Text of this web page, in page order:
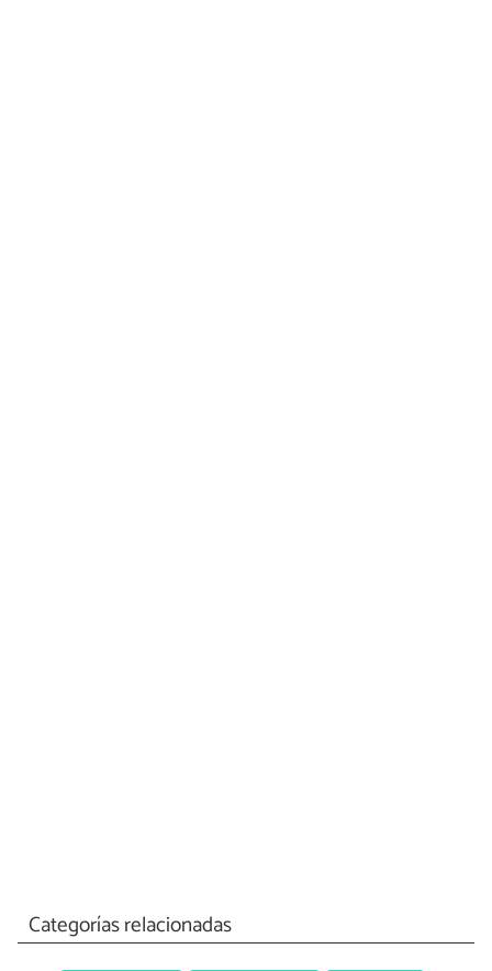
Categorías relacionadas